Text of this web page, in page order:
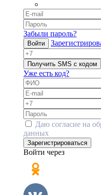
Забыли пароль?
Войти
Получить SMS с кодом
Уже есть код?
Даю согласие на
данных
Зарегистрироваться
Войти через